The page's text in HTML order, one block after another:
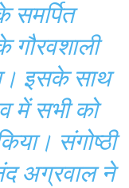
समर्पित
गौरवशाली
इसके साथ
में सभी को
संगोष्ठी
अग्रवाल ने